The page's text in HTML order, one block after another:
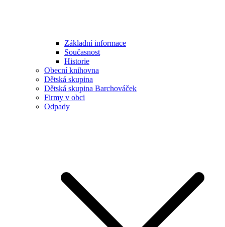
Základní informace
Současnost
Historie
Obecní knihovna
Dětská skupina
Dětská skupina Barchováček
Firmy v obci
Odpady